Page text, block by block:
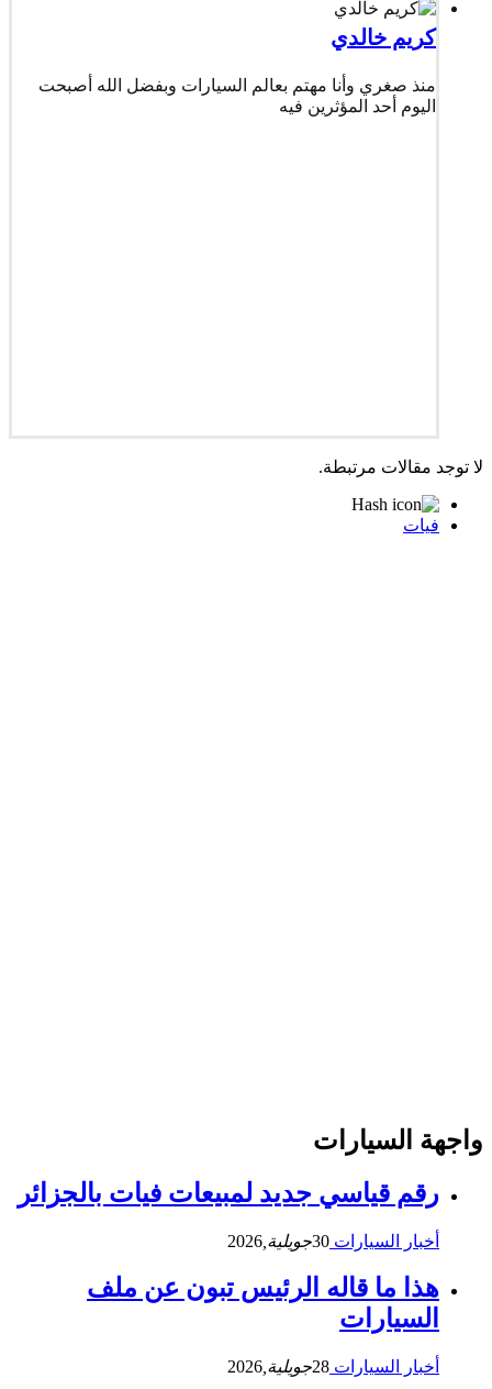
كريم خالدي
منذ صغري وأنا مهتم بعالم السيارات وبفضل الله أصبحت
اليوم أحد المؤثرين فيه
لا توجد مقالات مرتبطة.
فيات
واجهة السيارات
رقم قياسي جديد لمبيعات فيات بالجزائر
أخبار السيارات 30جويلية, 2026
هذا ما قاله الرئيس تبون عن ملف
السيارات
أخبار السيارات 28جويلية, 2026